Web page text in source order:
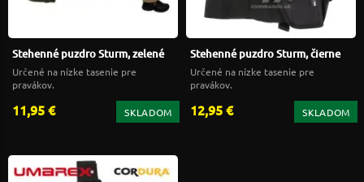
Stehenné puzdro Sturm, zelené
Určené na nízke tasenie pre
pravákov.
11,95 € SKLADOM
Stehenné puzdro Sturm, čierne
Určené na nízke tasenie pre
pravákov.
12,95 € SKLADOM